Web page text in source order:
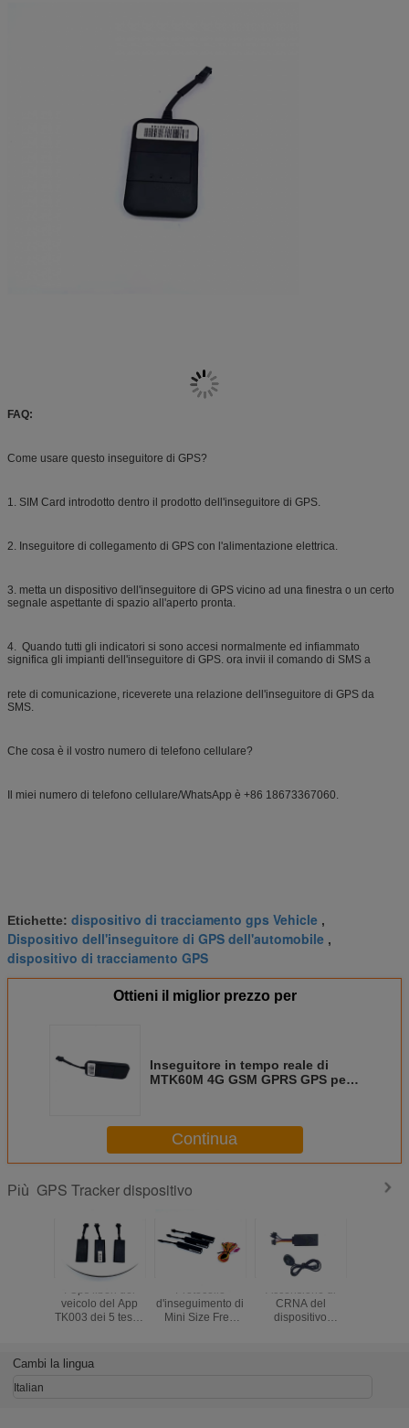
FAQ:
Come usare questo inseguitore di GPS?
1. SIM Card introdotto dentro il prodotto dell'inseguitore di GPS.
2. Inseguitore di collegamento di GPS con l'alimentazione elettrica.
3. metta un dispositivo dell'inseguitore di GPS vicino ad una finestra o un certo
segnale aspettante di spazio all'aperto pronta.
4. Quando tutti gli indicatori si sono accesi normalmente ed infiammato
significa gli impianti dell'inseguitore di GPS. ora invii il comando di SMS a
rete di comunicazione, riceverete una relazione dell'inseguitore di GPS da
SMS.
Che cosa è il vostro numero di telefono cellulare?
Il miei numero di telefono cellulare/WhatsApp è +86 18673367060.
Etichette: dispositivo di tracciamento gps Vehicle ,
Dispositivo dell'inseguitore di GPS dell'automobile ,
dispositivo di tracciamento GPS
Ottieni il miglior prezzo per
Inseguitore in tempo reale di
MTK60M 4G GSM GPRS GPS per
Continua
Più GPS Tracker dispositivo
I Gps liberi del
veicolo del App
TK003 dei 5 tester
dispositivo hanno
tagliato 2G
Protocollo
d'inseguimento di
Mini Size Free
Accensione di
CRNA del
dispositivo
Cambi la lingua
Italian